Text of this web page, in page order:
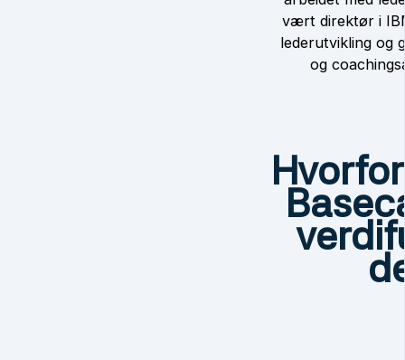
vært direktør i
lederutvikling og
og